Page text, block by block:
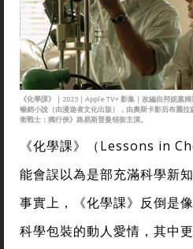
《化學課》｜2023｜Apple TV+ 影集｜改編自邦妮嘉
暢銷小說（由漫遊者文化出版），由奧斯卡影后布麗拉
衛戰士：獨行俠》路易斯普曼領銜主演。
《化學課》（Lessons in
能會誤以為是部充滿科學新
事實上，《化學課》反倒是
科學包裝的動人愛情，其中